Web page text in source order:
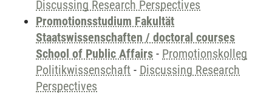
Discussing Research Perspectives
Promotionsstudium Fakultät
Staatswissenschaften / doctoral courses
School of Public Affairs - Promotionskolleg
Politikwissenschaft - Discussing Research
Perspectives